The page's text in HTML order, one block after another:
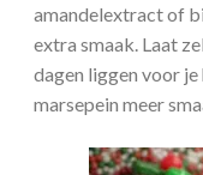
amandelextract of
extra smaak. Laat
dagen liggen voor
marsepein meer